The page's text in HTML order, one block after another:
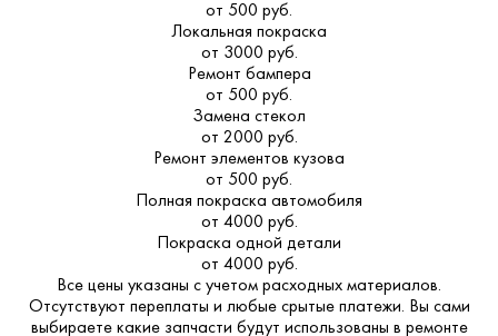
от 500 руб.
Локальная покраска
от 3000 руб.
Ремонт бампера
от 500 руб.
Замена стекол
от 2000 руб.
Ремонт элементов кузова
от 500 руб.
Полная покраска автомобиля
от 4000 руб.
Покраска одной детали
от 4000 руб.
Все цены указаны с учетом расходных материалов.
Отсутствуют переплаты и любые срытые платежи. Вы сами
выбираете какие запчасти будут использованы в ремонте